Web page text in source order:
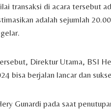
transaksi di acara tersebut
adalah sejumlah
Direktur Utama, BSI
bisa berjalan lancar dan
Gunardi pada saat